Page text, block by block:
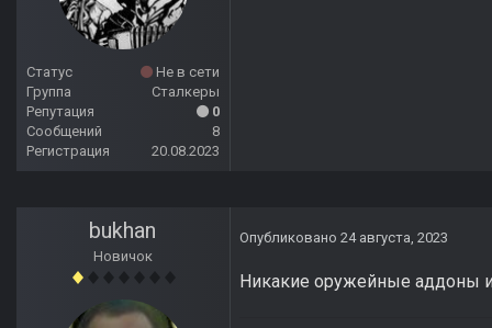
Статус
Не в сети
Группа
Сталкеры
Репутация
0
Сообщений
8
Регистрация
20.08.2023
bukhan
Новичок
Опубликовано 24 августа, 2023
Никакие оружейные аддоны